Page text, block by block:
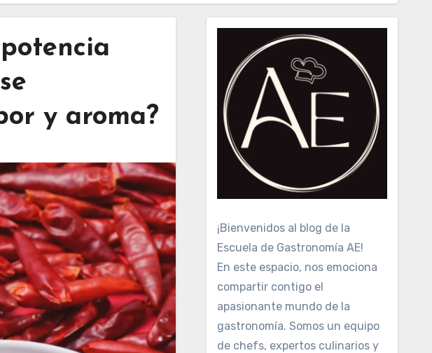
y aroma?
¡Bienvenidos al blog de la
Escuela de Gastronomía AE!
En este espacio, nos emociona
compartir contigo el
apasionante mundo de la
gastronomía. Somos un equipo
de chefs, expertos culinarios y